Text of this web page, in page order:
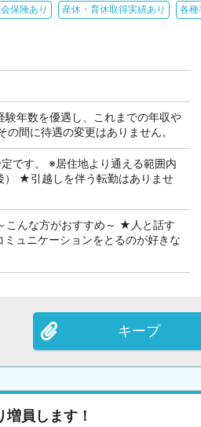
保険あり 産休・育休取得実績あり 各種
年数を優遇し、これまでの年収や
間に待遇の変更はありません。
です。 ※居住地より通える範囲内
） ★引越しを伴う転勤はありませ
こんな方がおすすめ～ ★人と話す
ュニケーションをとるのが好きな
キープ
員します！